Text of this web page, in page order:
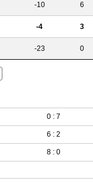
-10 6
-4 3
-23 0
0 : 7
6 : 2
8 : 0